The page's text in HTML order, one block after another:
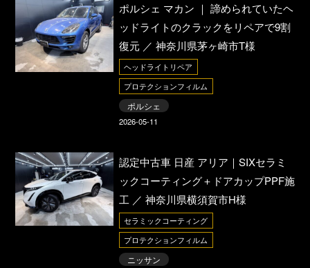
ポルシェ マカン ｜ 諦められていたヘ
ッドライトのクラックをリペアで9割
復元 ／ 神奈川県茅ヶ崎市T様
ヘッドライトリペア
プロテクションフィルム
ポルシェ
2026-05-11
認定中古車 日産 アリア｜SIXセラミ
ックコーティング＋ドアカップPPF施
工 ／ 神奈川県横須賀市H様
セラミックコーティング
プロテクションフィルム
ニッサン